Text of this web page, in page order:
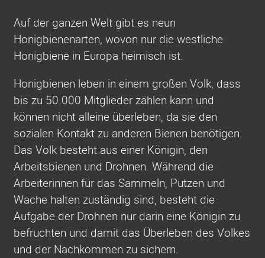
Auf der ganzen Welt gibt es neun
Honigbienenarten, wovon nur die westliche
Honigbiene in Europa heimisch ist.
Honigbienen leben in einem großen Volk, dass
bis zu 50.000 Mitglieder zählen kann und
können nicht alleine überleben, da sie den
sozialen Kontakt zu anderen Bienen benötigen.
Das Volk besteht aus einer Königin, den
Arbeitsbienen und Drohnen. Während die
Arbeiterinnen für das Sammeln, Putzen und
Wache halten zuständig sind, besteht die
Aufgabe der Drohnen nur darin eine Königin zu
befruchten und damit das Überleben des Volkes
und der Nachkommen zu sichern.